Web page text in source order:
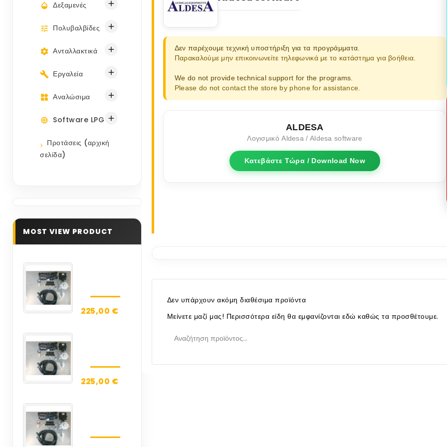
Δεξαμενές 
Πολυβαλβίδες 
Ανταλλακτικά 
Εργαλεία 
Αναλώσιμα 
Software LPG 
Προτάσεις (αρχική
σελίδα)
MOST VIEW PRODUCT
ΤΙΜΗ...
225,00 €
ΤΙΜΗ...
225,00 €
Δεν παρέχουμε τεχνική υποστήριξη για τα προγράμματα.
Παρακαλούμε μην επικοινωνείτε τηλεφωνικά με το κατάστημα για βοήθεια.
We do not provide technical support for the programs.
Please do not contact the store by phone for assistance.
ALDESA
Λογισμικό Aldesa / Aldesa software
Κατεβάστε Τώρα / Download Now
Δεν υπάρχουν ακόμη διαθέσιμα προϊόντα
Μείνετε μαζί μας! Περισσότερα είδη θα εμφανίζονται εδώ καθώς τα προσθέτουμε.